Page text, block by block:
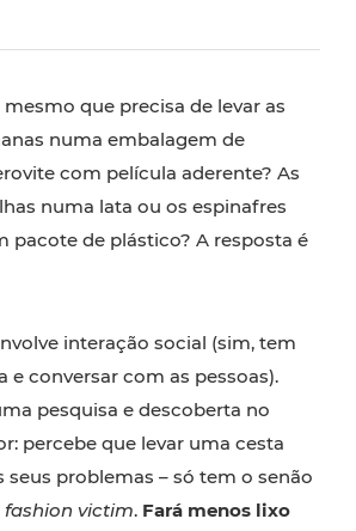
mesmo que precisa de levar as
numa embalagem de
com película aderente? As
numa lata ou os espinafres
pacote de plástico? A resposta é
interação social (sim, tem
e conversar com as pessoas).
pesquisa e descoberta no
percebe que levar uma cesta
seus problemas – só tem o senão
fashion victim. Fará menos lixo